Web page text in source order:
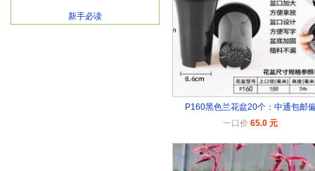
新手必读
P160黑色兰花盆20个：中通包邮
一口价 65.0 元